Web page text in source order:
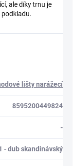
ale díky trnu je
podkladu.
lišty narážecí
8595200449824
-
- dub skandinávský